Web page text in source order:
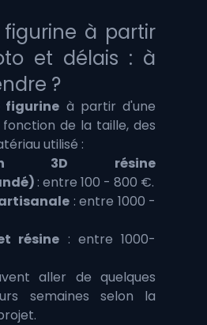
figurine à partir
et délais : à
?
figurine à partir d'une
de la taille, des
utilisé :
3D résine
: entre 100 - 800 €.
: entre 1000 -
résine : entre 1000-
aller de quelques
semaines selon la